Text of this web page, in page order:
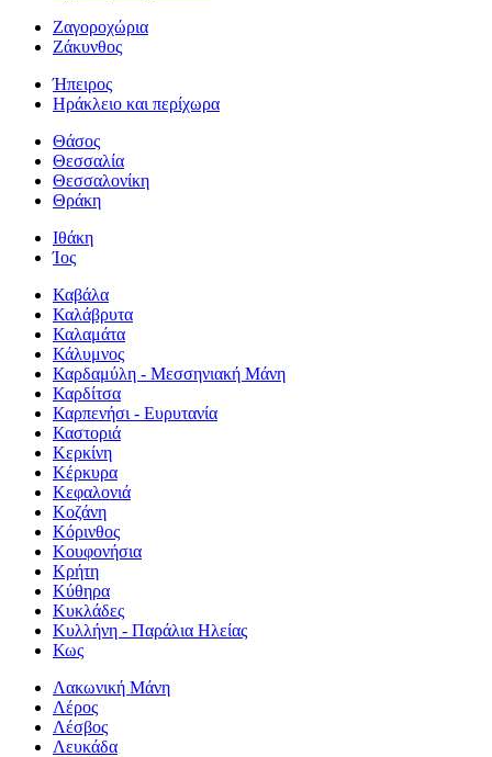
Ζαγοροχώρια
Ζάκυνθος
Ήπειρος
Ηράκλειο και περίχωρα
Θάσος
Θεσσαλία
Θεσσαλονίκη
Θράκη
Ιθάκη
Ίος
Καβάλα
Καλάβρυτα
Καλαμάτα
Κάλυμνος
Καρδαμύλη - Μεσσηνιακή Μάνη
Καρδίτσα
Καρπενήσι - Ευρυτανία
Καστοριά
Κερκίνη
Κέρκυρα
Κεφαλονιά
Κοζάνη
Κόρινθος
Κουφονήσια
Κρήτη
Κύθηρα
Κυκλάδες
Κυλλήνη - Παράλια Ηλείας
Κως
Λακωνική Μάνη
Λέρος
Λέσβος
Λευκάδα